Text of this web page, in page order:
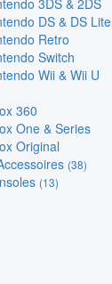
3DS & 2DS
DS & DS Lite
Retro
Switch
Wii & Wii U
360
One & Series
Original
(38)
(13)